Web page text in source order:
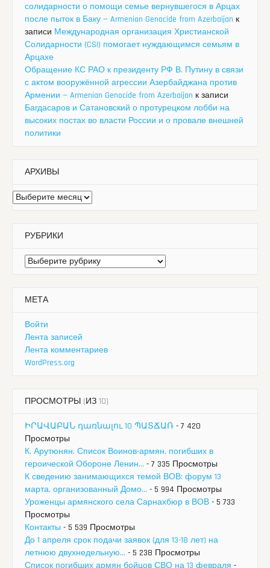
солидарности о помощи семье вернувшегося в Арцах
после пыток в Баку — Armenian Genocide from Azerbaijan к
записи Международная организация Христианской
Солидарности (CSI) помогает нуждающимся семьям в
Арцахе
Обращение КС РАО к президенту РФ В. Путину в связи
с актом вооружённой агрессии Азербайджана против
Армении — Armenian Genocide from Azerbaijan к записи
Багдасаров и Сатановский о протурецком лобби на
высоких постах во власти России и о провале внешней
политики
АРХИВЫ
Архивы
РУБРИКИ
Рубрики
МЕТА
Войти
Лента записей
Лента комментариев
WordPress.org
ПРОСМОТРЫ (ИЗ 10)
ԻՐԱՎԱԲԱՆ դառնալու 10 ՊԱՏՃԱՌ - 7 420
Просмотры
К. Арутюнян. Список Воинов-армян, погибших в
героической Обороне Ленин... - 7 335 Просмотры
К сведению занимающихся темой ВОВ: форум 13
марта, организованный Домо... - 5 994 Просмотры
Уроженцы армянского села Сарнахбюр в ВОВ - 5 733
Просмотры
Контакты - 5 539 Просмотры
До 1 апреля срок подачи заявок (для 13-18 лет) на
летнюю двухнедельную... - 5 238 Просмотры
Список погибших армян бойцов СВО на 13 февраля -